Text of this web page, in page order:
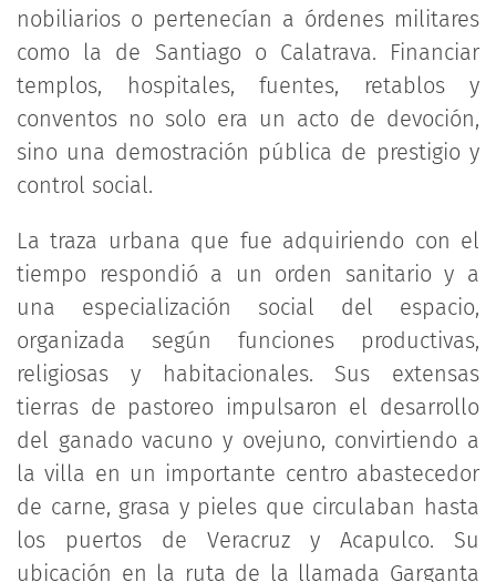
nobiliarios o pertenecían a órdenes militares
como la de Santiago o Calatrava. Financiar
templos, hospitales, fuentes, retablos y
conventos no solo era un acto de devoción,
sino una demostración pública de prestigio y
control social.
La traza urbana que fue adquiriendo con el
tiempo respondió a un orden sanitario y a
una especialización social del espacio,
organizada según funciones productivas,
religiosas y habitacionales. Sus extensas
tierras de pastoreo impulsaron el desarrollo
del ganado vacuno y ovejuno, convirtiendo a
la villa en un importante centro abastecedor
de carne, grasa y pieles que circulaban hasta
los puertos de Veracruz y Acapulco. Su
ubicación en la ruta de la llamada Garganta